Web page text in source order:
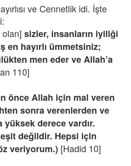
ve Cennetlik idi. İşte
olan] sizler, insanların iyiliği
en hayırlı ümmetsiniz;
men eder ve Allah’a
110]
önce Allah için mal veren
sonra verenlerden ve
derece vardır.
değildir. Hepsi için
veriyorum.) [Hadid 10]